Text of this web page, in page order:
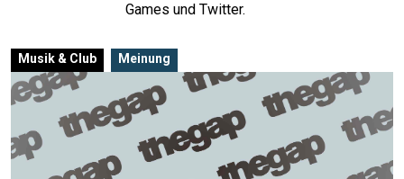
Games und Twitter.
Musik & Club Meinung